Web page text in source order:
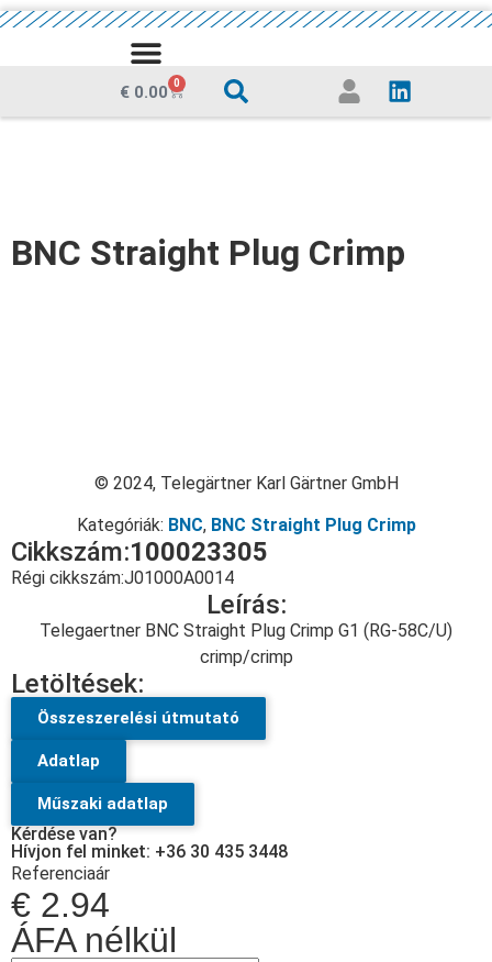
€ 0.00 0
BNC Straight Plug Crimp
© 2024, Telegärtner Karl Gärtner GmbH
Kategóriák: BNC, BNC Straight Plug Crimp
Cikkszám:100023305
Régi cikkszám:J01000A0014
Leírás:
Telegaertner BNC Straight Plug Crimp G1 (RG-58C/U)
crimp/crimp
Letöltések:
Összeszerelési útmutató
Adatlap
Műszaki adatlap
Kérdése van?
Hívjon fel minket: +36 30 435 3448
Referenciaár
€ 2.94
ÁFA nélkül